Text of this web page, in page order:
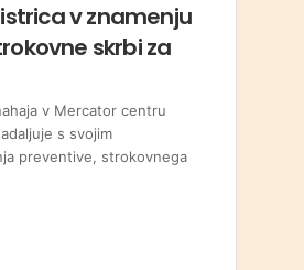
v znamenju
skrbi za
v Mercator centru
s svojim
preventive, strokovnega